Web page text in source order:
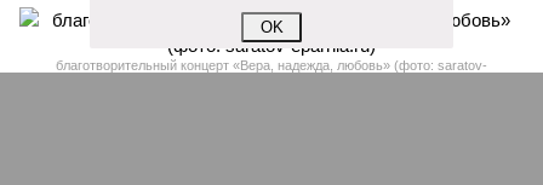
благотворительный концерт «Вера, надежда, любовь» (фото: saratov-
OK